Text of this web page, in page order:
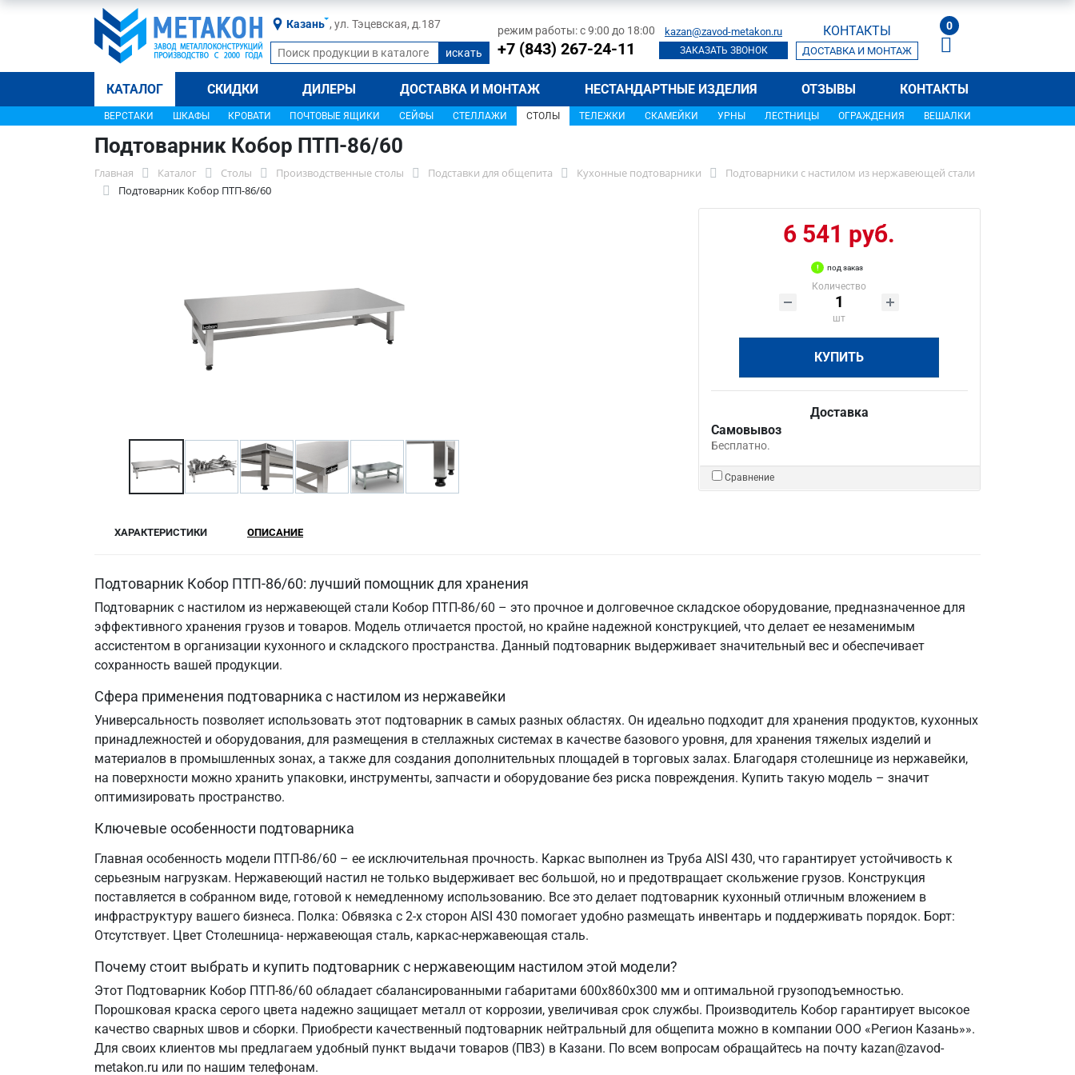
Казань , ул. Тэцевская, д.187 режим работы: с 9:00 до 18:00
+7 (843) 267-24-11
kazan@zavod-metakon.ru
ЗАКАЗАТЬ ЗВОНОК
КОНТАКТЫ
ДОСТАВКА И МОНТАЖ
0
КАТАЛОГ СКИДКИ ДИЛЕРЫ ДОСТАВКА И МОНТАЖ НЕСТАНДАРТНЫЕ ИЗДЕЛИЯ ОТЗЫВЫ КОНТАКТЫ
ВЕРСТАКИ ШКАФЫ КРОВАТИ ПОЧТОВЫЕ ЯЩИКИ СЕЙФЫ СТЕЛЛАЖИ СТОЛЫ ТЕЛЕЖКИ СКАМЕЙКИ УРНЫ ЛЕСТНИЦЫ ОГРАЖДЕНИЯ ВЕШАЛКИ
Подтоварник Кобор ПТП-86/60
Главная Каталог Столы Производственные столы Подставки для общепита Кухонные подтоварники
Подтоварники с настилом из нержавеющей стали
Подтоварник Кобор ПТП-86/60
6 541 руб.
под заказ
Количество
шт
КУПИТЬ
Доставка
Самовывоз
Бесплатно.
Сравнение
ХАРАКТЕРИСТИКИ ОПИСАНИЕ
Подтоварник Кобор ПТП-86/60: лучший помощник для хранения
Подтоварник с настилом из нержавеющей стали Кобор ПТП-86/60 – это прочное и долговечное складское оборудование, предназначенное для
эффективного хранения грузов и товаров. Модель отличается простой, но крайне надежной конструкцией, что делает ее незаменимым
ассистентом в организации кухонного и складского пространства. Данный подтоварник выдерживает значительный вес и обеспечивает
сохранность вашей продукции.
Сфера применения подтоварника с настилом из нержавейки
Универсальность позволяет использовать этот подтоварник в самых разных областях. Он идеально подходит для хранения продуктов, кухонных
принадлежностей и оборудования, для размещения в стеллажных системах в качестве базового уровня, для хранения тяжелых изделий и
материалов в промышленных зонах, а также для создания дополнительных площадей в торговых залах. Благодаря столешнице из нержавейки,
на поверхности можно хранить упаковки, инструменты, запчасти и оборудование без риска повреждения. Купить такую модель – значит
оптимизировать пространство.
Ключевые особенности подтоварника
Главная особенность модели ПТП-86/60 – ее исключительная прочность. Каркас выполнен из Труба AISI 430, что гарантирует устойчивость к
серьезным нагрузкам. Нержавеющий настил не только выдерживает вес большой, но и предотвращает скольжение грузов. Конструкция
поставляется в собранном виде, готовой к немедленному использованию. Все это делает подтоварник кухонный отличным вложением в
инфраструктуру вашего бизнеса. Полка: Обвязка с 2-х сторон AISI 430 помогает удобно размещать инвентарь и поддерживать порядок. Борт:
Отсутствует. Цвет Столешница- нержавеющая сталь, каркас-нержавеющая сталь.
Почему стоит выбрать и купить подтоварник с нержавеющим настилом этой модели?
Этот Подтоварник Кобор ПТП-86/60 обладает сбалансированными габаритами 600х860х300 мм и оптимальной грузоподъемностью.
Порошковая краска серого цвета надежно защищает металл от коррозии, увеличивая срок службы. Производитель Кобор гарантирует высокое
качество сварных швов и сборки. Приобрести качественный подтоварник нейтральный для общепита можно в компании ООО «Регион Казань»».
Для своих клиентов мы предлагаем удобный пункт выдачи товаров (ПВЗ) в Казани. По всем вопросам обращайтесь на почту kazan@zavod-
metakon.ru или по нашим телефонам.